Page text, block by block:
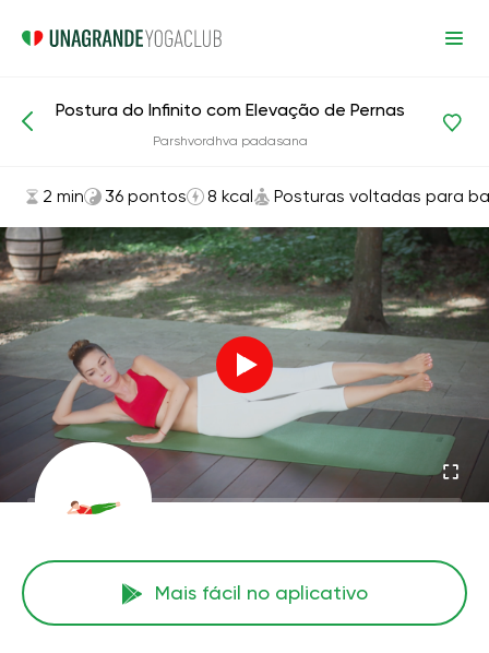
Asanas e exercícios Posturas voltadas para baixo
Postura do Infinito com Elevação de Pernas
Parshvordhva padasana
2 min 36 pontos 8 kcal Posturas voltadas para
Mais fácil no aplicativo